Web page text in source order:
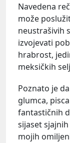
Navedena
može
neustrašivih
izvojevati
hrabrost,
meksičkih
Poznato je
glumca,
fantastičnih
sijaset
mojih